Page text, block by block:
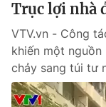
® Cấm sao chép
thuận bằng văn
thông tin từ
Trục lợi nhà
VTV.vn - Công
khiến một
chảy sang túi tư